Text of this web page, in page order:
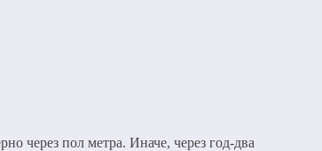
через пол метра. Иначе, через год-два